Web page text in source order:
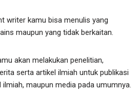
writer kamu bisa menulis yang
maupun yang tidak berkaitan.
akan melakukan penelitian,
serta artikel ilmiah untuk publikasi
maupun media pada umumnya.